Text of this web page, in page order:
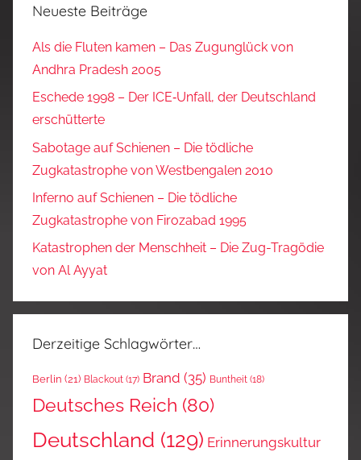
Neueste Beiträge
Als die Fluten kamen – Das Zugunglück von
Andhra Pradesh 2005
Eschede 1998 – Der ICE‑Unfall, der Deutschland
erschütterte
Sabotage auf Schienen – Die tödliche
Zugkatastrophe von Westbengalen 2010
Inferno auf Schienen – Die tödliche
Zugkatastrophe von Firozabad 1995
Katastrophen der Menschheit – Die Zug-Tragödie
von Al Ayyat
Derzeitige Schlagwörter…
Berlin (21) Blackout (17) Brand (35) Buntheit (18)
Deutsches Reich (80)
Deutschland (129) Erinnerungskultur